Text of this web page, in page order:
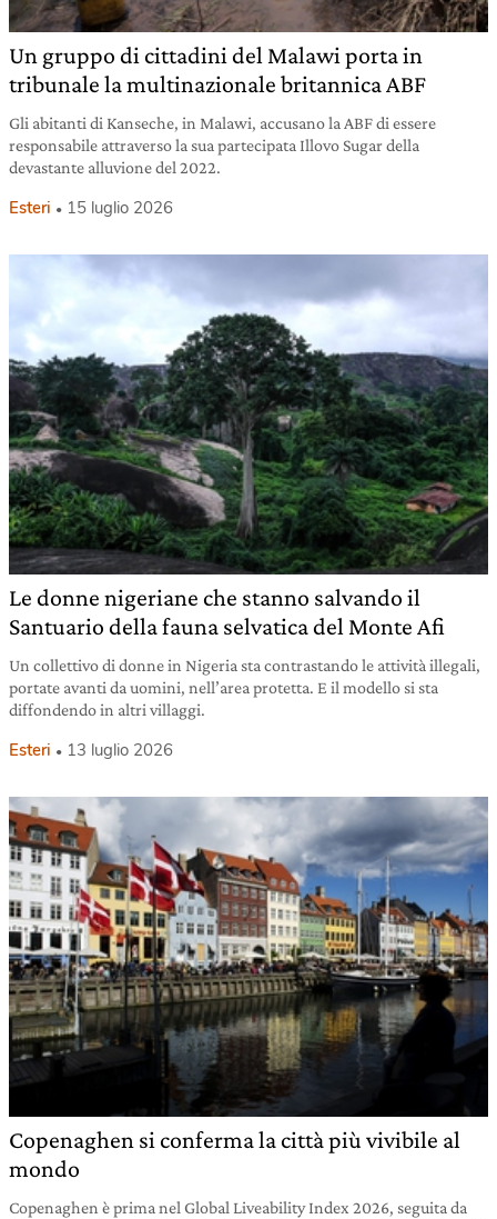
Un gruppo di cittadini del Malawi porta in
tribunale la multinazionale britannica ABF
Gli abitanti di Kanseche, in Malawi, accusano la ABF di essere
responsabile attraverso la sua partecipata Illovo Sugar della
devastante alluvione del 2022.
Esteri 15 luglio 2026
Le donne nigeriane che stanno salvando il
Santuario della fauna selvatica del Monte Afi
Un collettivo di donne in Nigeria sta contrastando le attività illegali,
portate avanti da uomini, nell’area protetta. E il modello si sta
diffondendo in altri villaggi.
Esteri 13 luglio 2026
Copenaghen si conferma la città più vivibile al
mondo
Copenaghen è prima nel Global Liveability Index 2026, seguita da